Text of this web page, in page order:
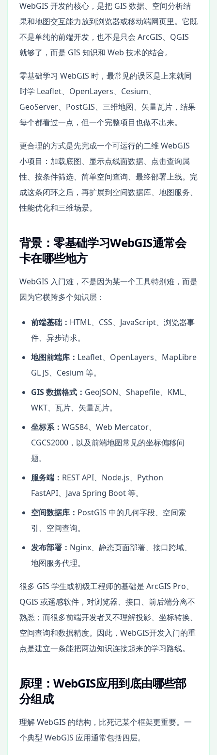
WebGIS 开发的核心，是把 GIS 数据、空间分析结
果和地图交互能力放到浏览器或移动端网页里。它既
不是单纯的前端开发，也不是只会 ArcGIS、QGIS
就够了，而是 GIS 知识和 Web 技术的结合。
零基础学习 WebGIS 时，最常见的误区是上来就同
时学 Leaflet、OpenLayers、Cesium、
GeoServer、PostGIS、三维地图、矢量瓦片，结果
每个都看过一点，但一个完整项目也做不出来。
更合理的方式是先完成一个可运行的二维 WebGIS
小项目：加载底图、显示点线面数据、点击查询属
性、按条件筛选、简单空间查询、最终部署上线。完
成这条闭环之后，再扩展到空间数据库、地图服务、
性能优化和三维场景。
背景：零基础学习WebGIS通常会
卡在哪些地方
WebGIS 入门难，不是因为某一个工具特别难，而是
因为它横跨多个知识层：
前端基础： HTML、CSS、JavaScript、浏览器事
件、异步请求。
地图前端库： Leaflet、OpenLayers、MapLibre
GL JS、Cesium 等。
GIS 数据格式： GeoJSON、Shapefile、KML、
WKT、瓦片、矢量瓦片。
坐标系： WGS84、Web Mercator、
CGCS2000，以及前端地图常见的坐标偏移问
题。
服务端： REST API、Node.js、Python
FastAPI、Java Spring Boot 等。
空间数据库： PostGIS 中的几何字段、空间索
引、空间查询。
发布部署： Nginx、静态页面部署、接口跨域、
地图服务代理。
很多 GIS 学生或初级工程师的基础是 ArcGIS Pro、
QGIS 或遥感软件，对浏览器、接口、前后端分离不
熟悉；而很多前端开发者又不理解投影、坐标转换、
空间查询和数据精度。因此，WebGIS开发入门的重
点是建立一条能把两边知识连接起来的学习路线。
原理：WebGIS应用到底由哪些部
分组成
理解 WebGIS 的结构，比死记某个框架更重要。一
个典型 WebGIS 应用通常包括四层。